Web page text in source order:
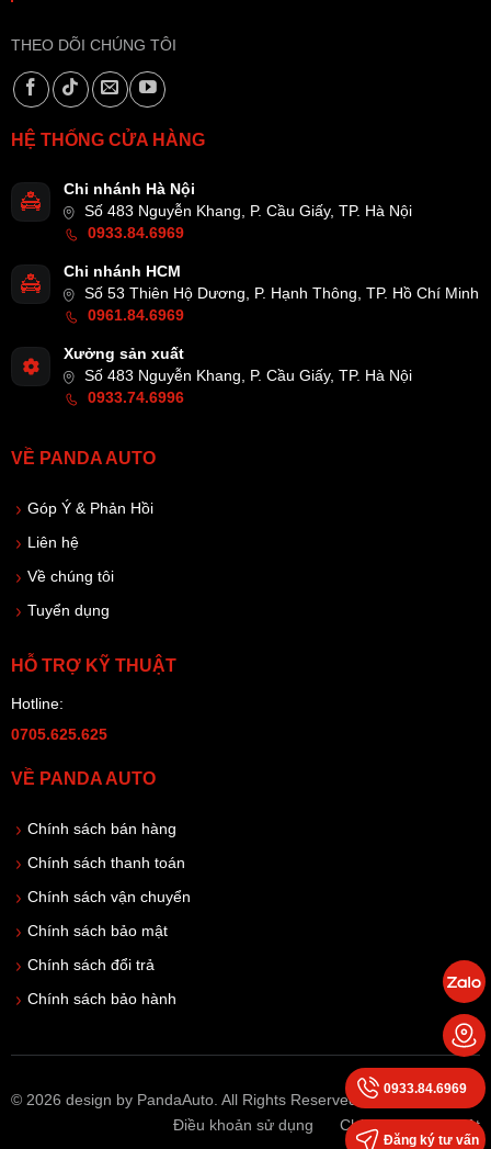
THEO DÕI CHÚNG TÔI
HỆ THỐNG CỬA HÀNG
Chi nhánh Hà Nội
Số 483 Nguyễn Khang, P. Cầu Giấy, TP. Hà Nội
0933.84.6969
Chi nhánh HCM
Số 53 Thiên Hộ Dương, P. Hạnh Thông, TP. Hồ Chí Minh
0961.84.6969
Xưởng sản xuất
Số 483 Nguyễn Khang, P. Cầu Giấy, TP. Hà Nội
0933.74.6996
VỀ PANDA AUTO
Góp Ý & Phản Hồi
Liên hệ
Về chúng tôi
Tuyển dụng
HỖ TRỢ KỸ THUẬT
Hotline:
0705.625.625
VỀ PANDA AUTO
Chính sách bán hàng
Chính sách thanh toán
Chính sách vận chuyển
Chính sách bảo mật
Chính sách đổi trả
Chính sách bảo hành
© 2026 design by PandaAuto. All Rights Reserved
Điều khoản sử dụng
Chính sách bảo mật
0933.84.6969
Đăng ký tư vấn